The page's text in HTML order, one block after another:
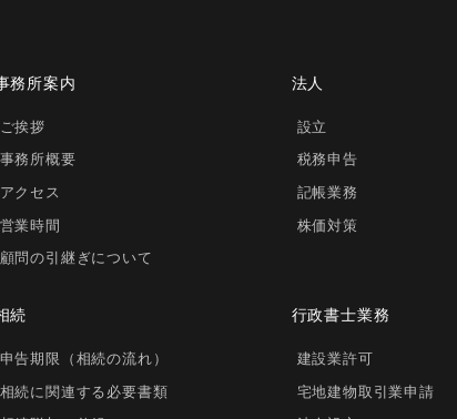
務所案内
ご挨拶
事務所概要
アクセス
営業時間
顧問の引継ぎについて
法人
設立
税務申告
記帳業務
株価対策
続
申告期限（相続の流れ）
相続に関連する必要書類
行政書士業務
建設業許可
宅地建物取引業申請